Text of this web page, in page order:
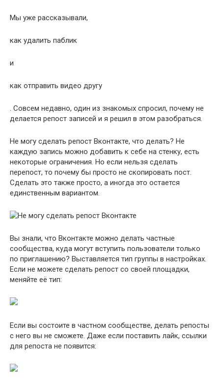
Мы уже рассказывали,
как удалить паблик
и
как отправить видео другу
. Совсем недавно, один из знакомых спросил, почему не
делается репост записей и я решил в этом разобраться.
Не могу сделать репост Вконтакте, что делать? Не
каждую запись можно добавить к себе на стенку, есть
некоторые ограничения. Но если нельзя сделать
перепост, то почему бы просто не скопировать пост.
Сделать это также просто, а иногда это остается
единственным вариантом.
Вы знали, что Вконтакте можно делать частные
сообщества, куда могут вступить пользователи только
по приглашению? Выставляется тип группы в настройках.
Если не можете сделать репост со своей площадки,
меняйте её тип:
Если вы состоите в частном сообществе, делать репосты
с него вы не сможете. Даже если поставить лайк, ссылки
для репоста не появится: